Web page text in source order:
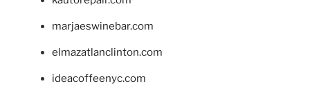
marjaeswinebar.com
elmazatlanclinton.com
ideacoffeenyc.com